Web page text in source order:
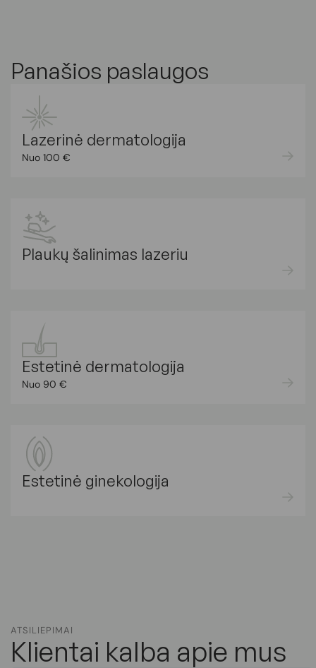
Panašios paslaugos
Lazerinė dermatologija
Nuo 100 €
Plaukų šalinimas lazeriu
Estetinė dermatologija
Nuo 90 €
Estetinė ginekologija
ATSILIEPIMAI
Klientai kalba apie mus